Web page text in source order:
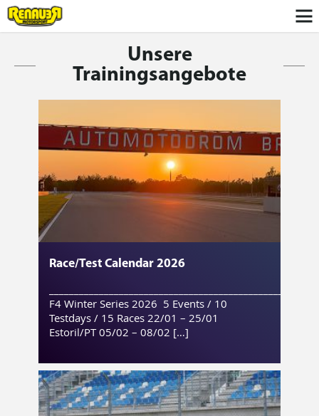
Unsere
Trainingsangebote
Race/Test Calendar 2026
F4 Winter Series 2026 5 Events / 10
Testdays / 15 Races 22/01 – 25/01
Estoril/PT 05/02 – 08/02 […]